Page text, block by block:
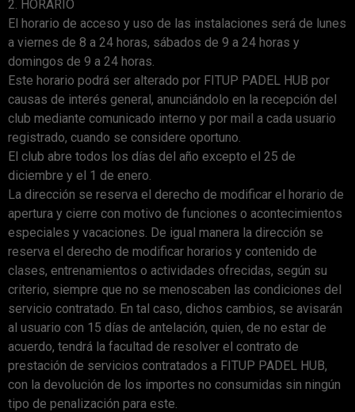
2. HORARIO
El horario de acceso y uso de las instalaciones será de lunes
a viernes de 8 a 24 horas, sábados de 9 a 24 horas y
domingos de 9 a 24 horas.
Este horario podrá ser alterado por FITUP PADEL HUB por
causas de interés general, anunciándolo en la recepción del
club mediante comunicado interno y por mail a cada usuario
registrado, cuando se considere oportuno.
El club abre todos los días del año excepto el 25 de
diciembre y el 1 de enero.
La dirección se reserva el derecho de modificar el horario de
apertura y cierre con motivo de funciones o acontecimientos
especiales y vacaciones. De igual manera la dirección se
reserva el derecho de modificar horarios y contenido de
clases, entrenamientos o actividades ofrecidas, según su
criterio, siempre que no se menoscaben las condiciones del
servicio contratado. En tal caso, dichos cambios, se avisarán
al usuario con 15 días de antelación, quien, de no estar de
acuerdo, tendrá la facultad de resolver el contrato de
prestación de servicios contratados a FITUP PADEL HUB,
con la devolución de los importes no consumidas sin ningún
tipo de penalización para este.